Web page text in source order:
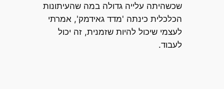
שכשהיתה עלייה גדולה במה שהעיתונות
הכלכלית כינתה 'מדד גאידמק', אמרתי
לעצמי שיכול להיות שזמנית, זה יכול
לעבוד.